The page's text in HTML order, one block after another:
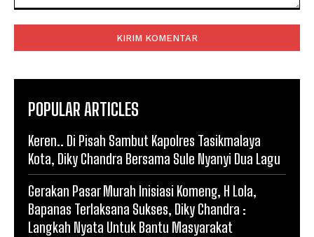
POPULAR ARTICLES
Keren.. Di Pisah Sambut Kapolres Tasikmalaya
Kota, Diky Chandra Bersama Sule Nyanyi Dua Lagu
Gerakan Pasar Murah Inisiasi Komeng, H Lola,
Bapanas Terlaksana Sukses, Diky Chandra :
Langkah Nyata Untuk Bantu Masyarakat